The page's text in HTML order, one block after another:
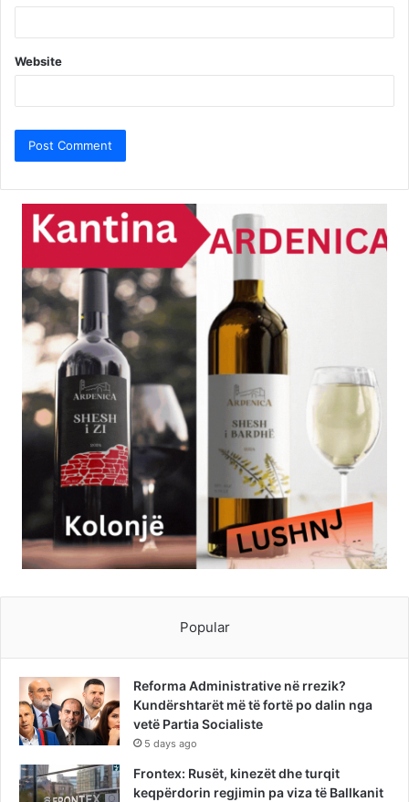
Website
Popular
Reforma Administrative në rrezik?
Kundërshtarët më të fortë po dalin nga
vetë Partia Socialiste
5 days ago
Frontex: Rusët, kinezët dhe turqit
keqpërdorin regjimin pa viza të Ballkanit